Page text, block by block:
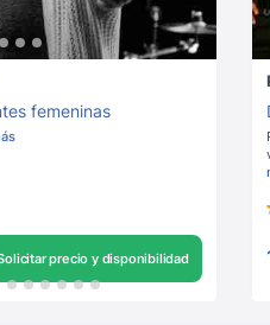
femeninas
precio y disponibilidad